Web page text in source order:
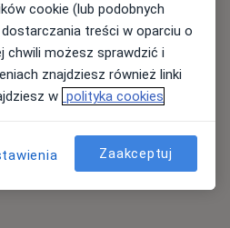
cookie (lub podobnych
treści w oparciu o
chwili możesz sprawdzić i
znajdziesz również linki
w polityka cookies
Zaakceptuj